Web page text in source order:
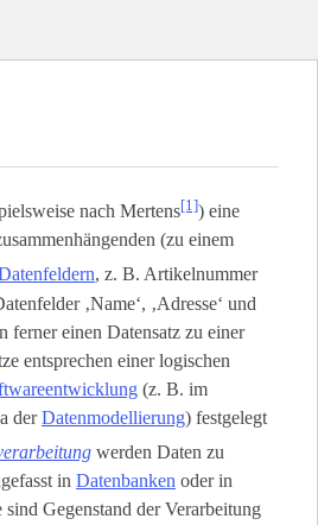
nach Mertens[1]) eine
(zu einem
, z. B. Artikelnummer
‚Name‘, ‚Adresse‘ und
ferner einen Datensatz zu einer
entsprechen einer logischen
(z. B. im
derDatenmodellierung) festgelegt
werden Daten zu
in Datenbanken oder in
sind Gegenstand der Verarbeitung